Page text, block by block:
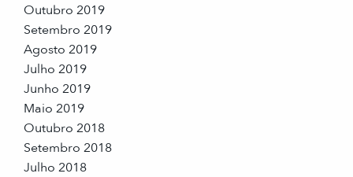
Outubro 2019
Setembro 2019
Agosto 2019
Julho 2019
Junho 2019
Maio 2019
Outubro 2018
Setembro 2018
Julho 2018